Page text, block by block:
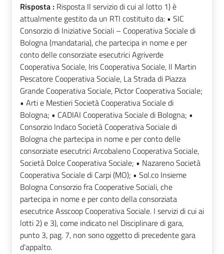
Risposta : Risposta Il servizio di cui al lotto 1) è
attualmente gestito da un RTI costituito da: • SIC
Consorzio di Iniziative Sociali – Cooperativa Sociale di
Bologna (mandataria), che partecipa in nome e per
conto delle consorziate esecutrici Agriverde
Cooperativa Sociale, Iris Cooperativa Sociale, Il Martin
Pescatore Cooperativa Sociale, La Strada di Piazza
Grande Cooperativa Sociale, Pictor Cooperativa Sociale;
• Arti e Mestieri Società Cooperativa Sociale di
Bologna; • CADIAI Cooperativa Sociale di Bologna; •
Consorzio Indaco Società Cooperativa Sociale di
Bologna che partecipa in nome e per conto delle
consorziate esecutrici Arcobaleno Cooperativa Sociale,
Società Dolce Cooperativa Sociale; • Nazareno Società
Cooperativa Sociale di Carpi (MO); • Sol.co Insieme
Bologna Consorzio fra Cooperative Sociali, che
partecipa in nome e per conto della consorziata
esecutrice Asscoop Cooperativa Sociale. I servizi di cui ai
lotti 2) e 3), come indicato nel Disciplinare di gara,
punto 3, pag. 7, non sono oggetto di precedente gara
d’appalto.